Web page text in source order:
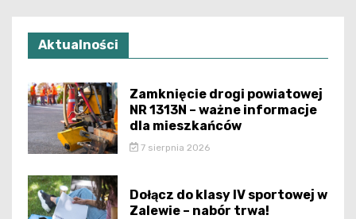
Aktualności
Zamknięcie drogi powiatowej
NR 1313N – ważne informacje
dla mieszkańców
7 sierpnia 2026
Dołącz do klasy IV sportowej w
Zalewie – nabór trwa!